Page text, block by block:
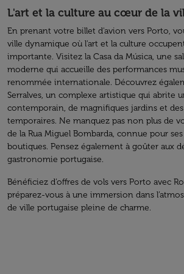
L'art et la culture au cœur de la
En prenant votre billet d'avion vers Porto,
ville dynamique où l'art et la culture
importante. Visitez la Casa da Música, une
moderne qui accueille des performances
renommée internationale. Découvrez
Serralves, un complexe artistique qui abrite
contemporain, de magnifiques jardins et
temporaires. Ne manquez pas non plus de
de la Rua Miguel Bombarda, connue pour
boutiques. Pensez également à goûter aux
gastronomie portugaise.
Bénéficiez d’offres de vols vers Porto avec
préparez-vous à une immersion dans
de ville portugaise pleine de charme.